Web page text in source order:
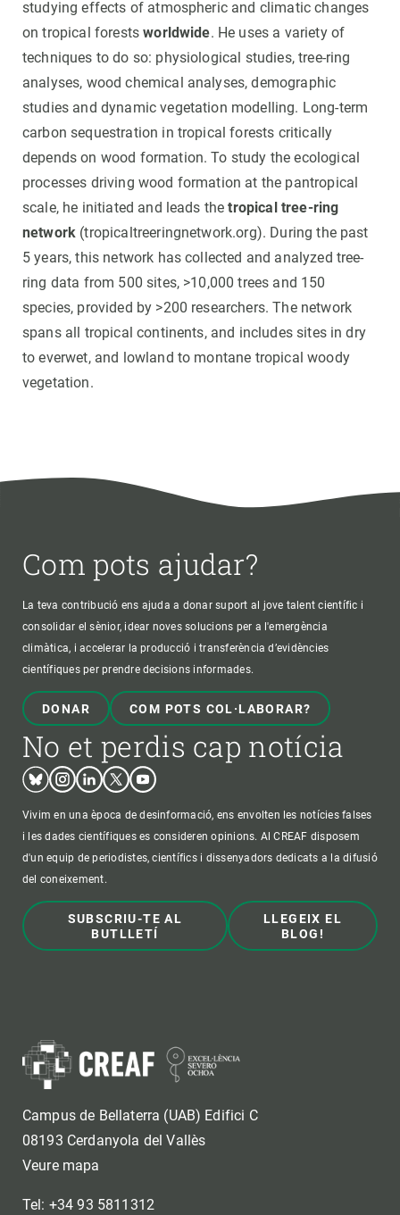
studying effects of atmospheric and climatic changes
on tropical forestsworldwide. He uses a variety of
techniques to do so: physiological studies, tree-ring
analyses, wood chemical analyses, demographic
studies and dynamic vegetation modelling. Long-term
carbon sequestration in tropical forests critically
depends on wood formation. To study the ecological
processes driving wood formation at the pantropical
scale, he initiated and leads thetropical tree-ring
network (tropicaltreeringnetwork.org). During the past
5 years, this network has collected and analyzed tree-
ring data from 500 sites, >10,000 trees and 150
species, provided by >200 researchers. The network
spans all tropical continents, and includes sites in dry
to everwet, and lowland to montane tropical woody
vegetation.
Com pots ajudar?
La teva contribució ens ajuda a donar suport al jove talent científic i
consolidar el sènior, idear noves solucions per a l'emergència
climàtica, i accelerar la producció i transferència d’evidències
científiques per prendre decisions informades.
DONAR COM POTS COL·LABORAR?
No et perdis cap notícia
BlueskyInstagram
LinkedinTwitterYoutube
Vivim en una època de desinformació, ens envolten les notícies falses
i les dades científiques es consideren opinions. Al CREAF disposem
d'un equip de periodistes, científics i dissenyadors dedicats a la difusió
del coneixement.
SUBSCRIU-TE AL
BUTLLETÍ
LLEGEIX EL
BLOG!
Campus de Bellaterra (UAB) Edifici C
08193 Cerdanyola del Vallès
Veure mapa
Tel: +34 93 5811312